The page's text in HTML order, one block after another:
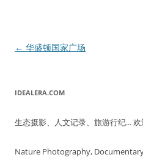
文
航
← 华盛顿国家广场
IDEALERA.COM
生态摄影、人文记录、旅游行纪...
Nature Photography,